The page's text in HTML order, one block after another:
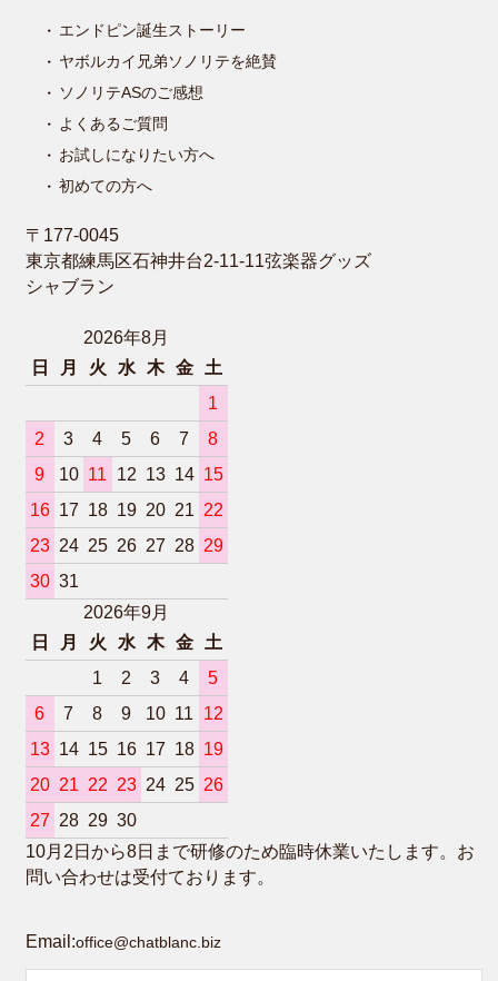
エンドピン誕生ストーリー
ヤボルカイ兄弟ソノリテを絶賛
ソノリテASのご感想
よくあるご質問
お試しになりたい方へ
初めての方へ
〒177-0045
東京都練馬区石神井台2-11-11弦楽器グッズ
シャブラン
2026年8月
日
月 火 水 木 金
土
1
2
3 4 5 6 7
8
9
10 11 12 13 14 15
16 17 18 19 20 21 22
23 24 25 26 27 28 29
30 31
2026年9月
日
月 火 水 木 金
土
1
2 3 4
5
6
7 8 9 10 11
12
13 14 15 16 17 18 19
20 21 22 23 24 25 26
27 28 29 30
10月2日から8日まで研修のため臨時休業いたします。お
問い合わせは受付ております。
Email:office@chatblanc.biz